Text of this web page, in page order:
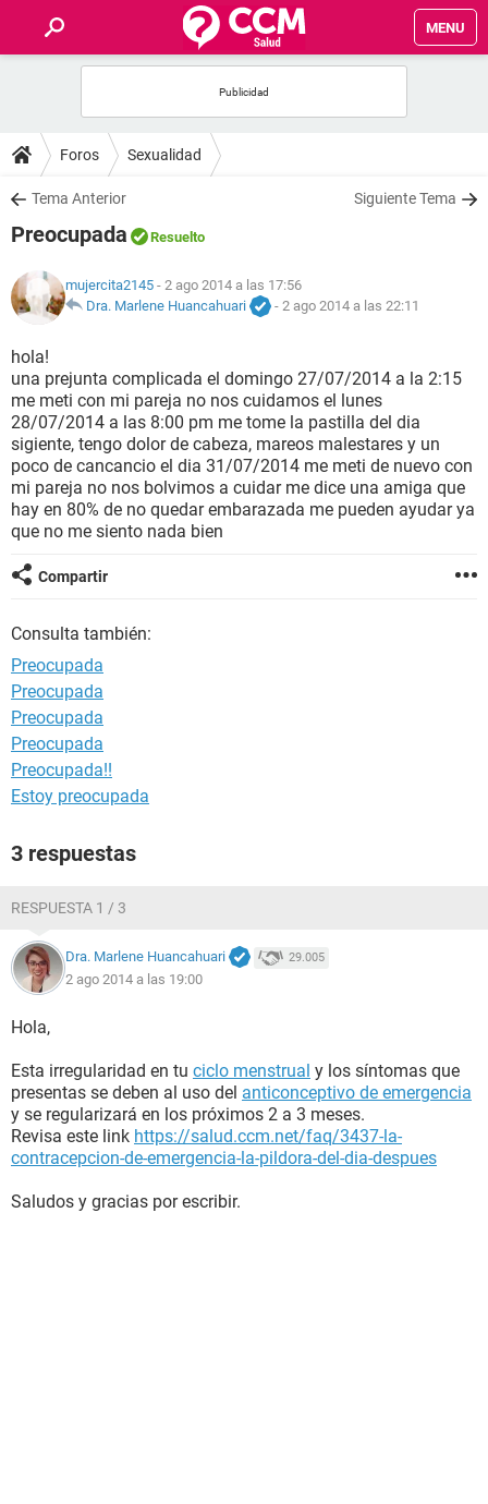
MENU
FOROS
SALUD
NUTRICIÓN
BIENESTAR
SEXUALIDAD
GLOSARIO
Foros Sexualidad
Tema Anterior Siguiente Tema
Preocupada Resuelto
mujercita2145 - 2 ago 2014 a las 17:56
Dra. Marlene Huancahuari
- 2 ago 2014 a las 22:11
hola!
una prejunta complicada el domingo 27/07/2014 a la 2:15
me meti con mi pareja no nos cuidamos el lunes
28/07/2014 a las 8:00 pm me tome la pastilla del dia
sigiente, tengo dolor de cabeza, mareos malestares y un
poco de cancancio el dia 31/07/2014 me meti de nuevo con
mi pareja no nos bolvimos a cuidar me dice una amiga que
hay en 80% de no quedar embarazada me pueden ayudar ya
que no me siento nada bien
Compartir
Consulta también:
Preocupada
Preocupada
Preocupada
Preocupada
Preocupada!!
Estoy preocupada
3 respuestas
RESPUESTA 1 / 3
Dra. Marlene Huancahuari 29.005
2 ago 2014 a las 19:00
Hola,
Esta irregularidad en tu ciclo menstrual y los síntomas que
presentas se deben al uso del anticonceptivo de emergencia
y se regularizará en los próximos 2 a 3 meses.
Revisa este link https://salud.ccm.net/faq/3437-la-
contracepcion-de-emergencia-la-pildora-del-dia-despues
Saludos y gracias por escribir.